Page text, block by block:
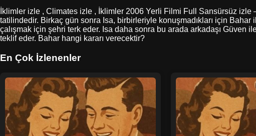
İklimler izle , Climates izle , İklimler 2006 Yerli Filmi Full Sansürsüz izle
tatilindedir. Birkaç gün sonra Isa, birbirleriyle konuşmadıkları için
çalışmak için şehri terk eder. Isa daha sonra bu arada arkadaşı Güven
teklif eder. Bahar hangi kararı verecektir?
En Çok İzlenenler